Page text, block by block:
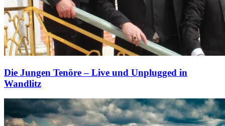
Die Jungen Tenöre – Live und Unplugged in
Wandlitz